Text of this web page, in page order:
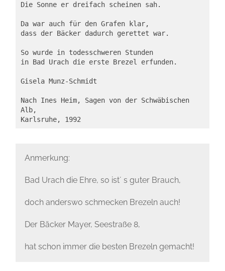
Die Sonne er dreifach scheinen sah.
Da war auch für den Grafen klar,
dass der Bäcker dadurch gerettet war.
So wurde in todesschweren Stunden
in Bad Urach die erste Brezel erfunden.
Gisela Munz-Schmidt
Nach Ines Heim, Sagen von der Schwäbischen
Alb,
Anmerkung:
Bad Urach die Ehre, so ist´ s guter Brauch,
doch anderswo schmecken Brezeln auch!
Der Bäcker Mayer, Seestraße 8,
hat schon immer die besten Brezeln gemacht!